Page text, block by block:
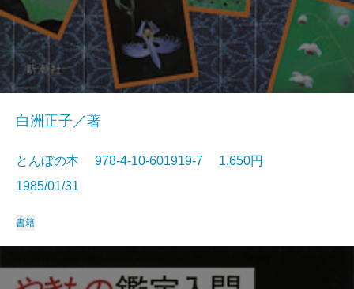
白洲正子／著
とんぼの本 978-4-10-601919-7 1,650円
1985/01/31
書籍